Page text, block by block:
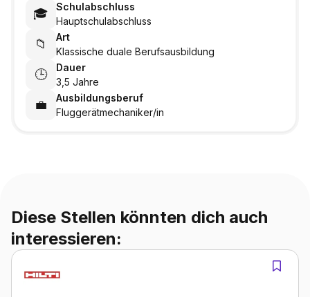
🎓
Schulabschluss
Hauptschulabschluss
📁
Art
Klassische duale Berufsausbildung
🕒
Dauer
3,5 Jahre
💼
Ausbildungsberuf
Fluggerätmechaniker/in
Diese Stellen könnten dich auch
interessieren: